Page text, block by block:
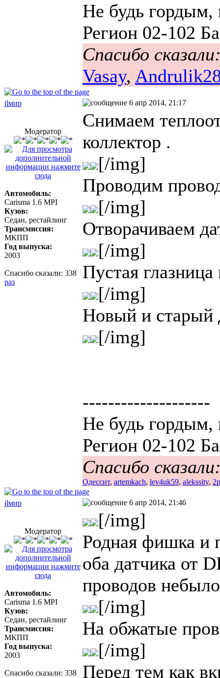
Не будь гордым,
Регион 02-102
Спасибо
Vasay,
ilмир 6 апр 2014, 21:17
Модератор
Автомобиль:
Carisma 1.6 MPI
Кузов:
Седан, рестайлинг
Трансмиссия:
МКПП
Год выпуска:
2003
Спасибо сказали: 338
раз
Снимаем
коллектор .
[/img]
Проводим
[/img]
Отворачиваем
[/img]
Пустая глазница
[/img]
Новый и старый
[/img]
--------------------
Не будь гордым,
Регион 02-102
Спасибо
Одессит, artemkach, lev4uk59, alekssity,
ilмир 6 апр 2014, 21:46
Модератор
Автомобиль:
Carisma 1.6 MPI
Кузов:
Седан, рестайлинг
Трансмиссия:
МКПП
Год выпуска:
2003
Спасибо сказали: 338
[/img]
Родная фишка и
оба датчика от
проводов
[/img]
На обжатые
[/img]
Перед тем как